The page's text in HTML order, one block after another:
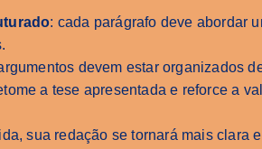
: cada parágrafo deve abordar
devem estar organizados
a tese apresentada e reforce a
sua redação se tornará mais clara